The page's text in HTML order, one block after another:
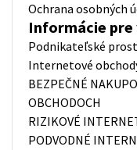
Ochrana osobných
Informácie
Podnikateľské
Internetové
BEZPEČNÉ
OBCHODOCH
RIZIKOVÉ
PODVODNÉ